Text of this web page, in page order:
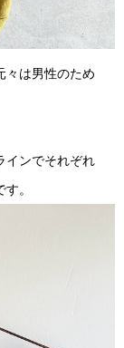
々は男性のため
インでそれぞれ
。